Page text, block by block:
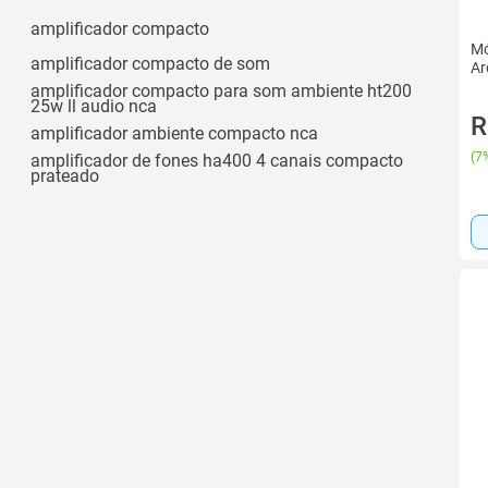
Ver todos
Preta
Ver todos
amplificador compacto
amplificador compacto de som
amplificador compacto para som ambiente ht200
25w ll audio nca
amplificador ambiente compacto nca
amplificador de fones ha400 4 canais compacto
prateado
(